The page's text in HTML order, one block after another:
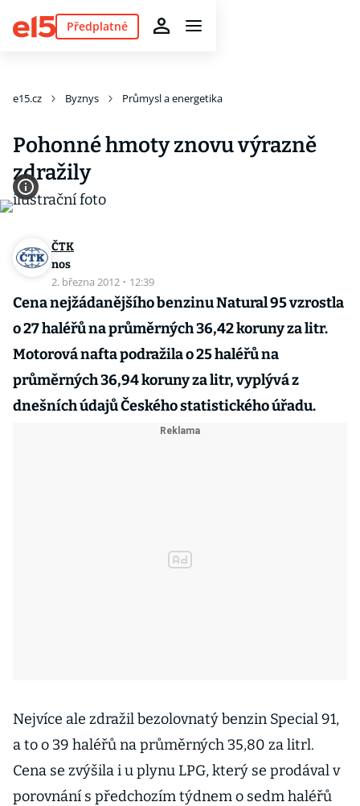
Předplatné
e15.cz Byznys Průmysl a energetika
Pohonné hmoty znovu výrazně
zdražily
ČTK
nos
2. března 2012 · 12:39
Cena nejžádanějšího benzinu Natural 95 vzrostla
o 27 haléřů na průměrných 36,42 koruny za litr.
Motorová nafta podražila o 25 haléřů na
průměrných 36,94 koruny za litr, vyplývá z
dnešních údajů Českého statistického úřadu.
Nejvíce ale zdražil bezolovnatý benzin Special 91,
a to o 39 haléřů na průměrných 35,80 za litrl.
Cena se zvýšila i u plynu LPG, který se prodával v
porovnání s předchozím týdnem o sedm haléřů